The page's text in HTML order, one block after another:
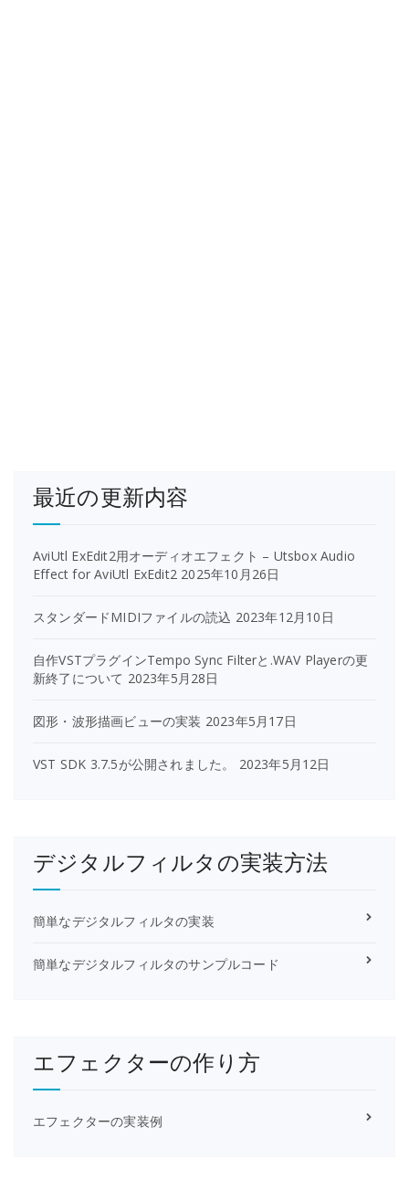
最近の更新内容
AviUtl ExEdit2用オーディオエフェクト – Utsbox Audio
Effect for AviUtl ExEdit2 2025年10月26日
スタンダードMIDIファイルの読込 2023年12月10日
自作VSTプラグインTempo Sync Filterと.WAV Playerの更
新終了について 2023年5月28日
図形・波形描画ビューの実装 2023年5月17日
VST SDK 3.7.5が公開されました。 2023年5月12日
デジタルフィルタの実装方法
簡単なデジタルフィルタの実装
簡単なデジタルフィルタのサンプルコード
エフェクターの作り方
エフェクターの実装例